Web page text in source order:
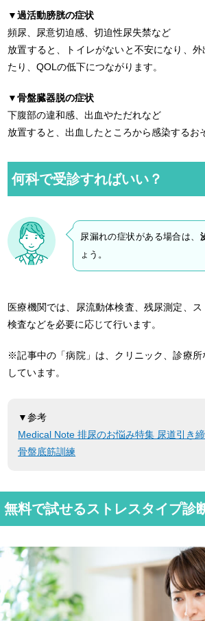
▼過活動膀胱の症状
頻尿、尿意切迫感、切迫性尿失禁など
放置すると、トイレがないと不安になり、
たり、QOLの低下につながります。
▼骨盤臓器脱の症状
下腹部の違和感、出血やただれなど
放置すると、出血したところから感染するお
何科で受診すればいい？
尿漏れの症状がある場合は、
ょう。
医療機関では、尿流動体検査、残尿測定、
検査などを必要に応じて行います。
※記事中の「病院」は、クリニック、診療所
しています。
▼参考
Medical Note 排尿のお悩み特集 尿道引き
骨盤底筋訓練
無料で試せるストレスタイプ診